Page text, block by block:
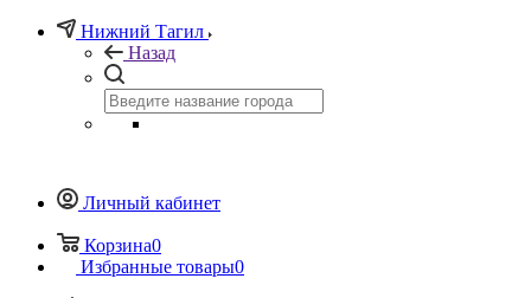
Нижний Тагил
Назад
Личный кабинет
Корзина0
Избранные товары0